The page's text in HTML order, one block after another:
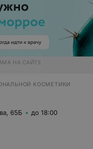
НА САЙТЕ
КОСМЕТИКИ
65Б до 18:00